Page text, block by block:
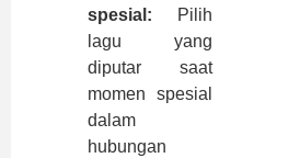
spesial: Pilih
lagu yang
diputar saat
momen spesial
dalam
hubungan